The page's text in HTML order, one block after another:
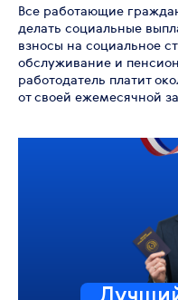
Все работающие
делать социальные
взносы на социальное
обслуживание и
работодатель платит
от своей ежемесячной